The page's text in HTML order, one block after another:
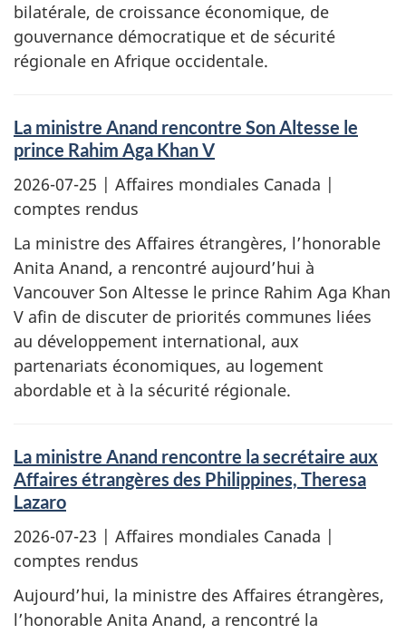
bilatérale, de croissance économique, de
gouvernance démocratique et de sécurité
régionale en Afrique occidentale.
La ministre Anand rencontre Son Altesse le
prince Rahim Aga Khan V
2026-07-25 | Affaires mondiales Canada |
comptes rendus
La ministre des Affaires étrangères, l’honorable
Anita Anand, a rencontré aujourd’hui à
Vancouver Son Altesse le prince Rahim Aga Khan
V afin de discuter de priorités communes liées
au développement international, aux
partenariats économiques, au logement
abordable et à la sécurité régionale.
La ministre Anand rencontre la secrétaire aux
Affaires étrangères des Philippines, Theresa
Lazaro
2026-07-23 | Affaires mondiales Canada |
comptes rendus
Aujourd’hui, la ministre des Affaires étrangères,
l’honorable Anita Anand, a rencontré la